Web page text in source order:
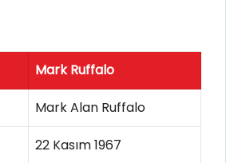
Mark Ruffalo
Mark Alan Ruffalo
22 Kasım 1967